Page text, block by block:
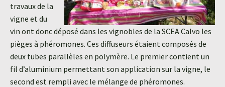
travaux de la
vigne et du
vin ont donc déposé dans les vignobles de la SCEA Calvo les
pièges à phéromones. Ces diffuseurs étaient composés de
deux tubes parallèles en polymère. Le premier contient un
fil d’aluminium permettant son application sur la vigne, le
second est rempli avec le mélange de phéromones.